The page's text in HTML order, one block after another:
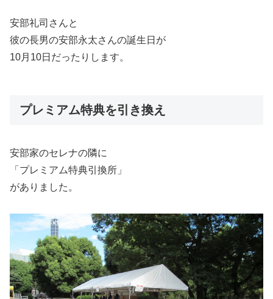
安部礼司さんと
彼の長男の安部永太さんの誕生日が
10月10日だったりします。
プレミアム特典を引き換え
安部家のセレナの隣に
「プレミアム特典引換所」
がありました。